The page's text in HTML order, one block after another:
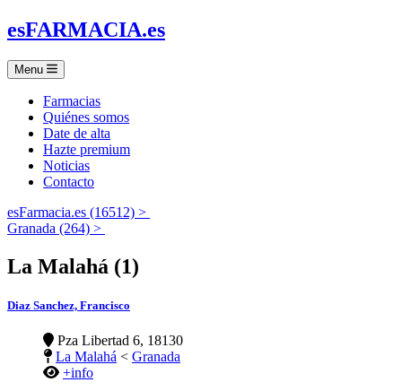
esFARMACIA.es
Menu
Farmacias
Quiénes somos
Date de alta
Hazte premium
Noticias
Contacto
esFarmacia.es (16512) >
Granada (264) >
La Malahá (1)
Diaz Sanchez, Francisco
Pza Libertad 6, 18130
La Malahá < Granada
+info